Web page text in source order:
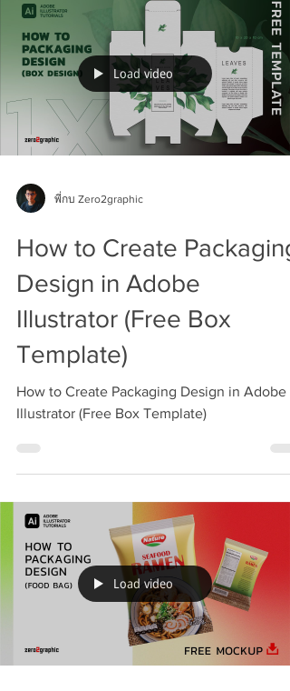
Load video
พี่กบ Zero2graphic
How to Create Packaging
Design in Adobe
Illustrator (Free Box
Template)
How to Create Packaging Design in Adobe
Illustrator (Free Box Template)
Load video